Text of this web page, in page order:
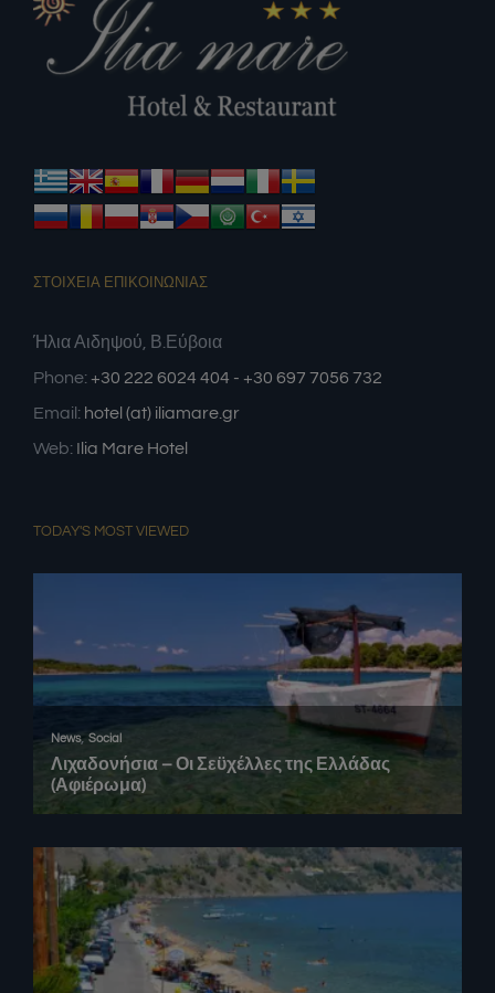
ΣΤΟΙΧΕΙΑ ΕΠΙΚΟΙΝΩΝΙΑΣ
Ήλια Αιδηψού, Β.Εύβοια
Phone: +30 222 6024 404 - +30 697 7056 732
Email: hotel (at) iliamare.gr
Web: Ilia Mare Hotel
TODAY'S MOST VIEWED